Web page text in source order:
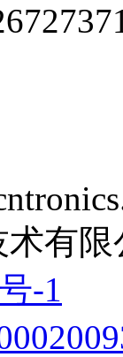
有
-1